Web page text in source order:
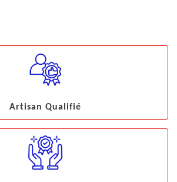
Artisan Qualifié